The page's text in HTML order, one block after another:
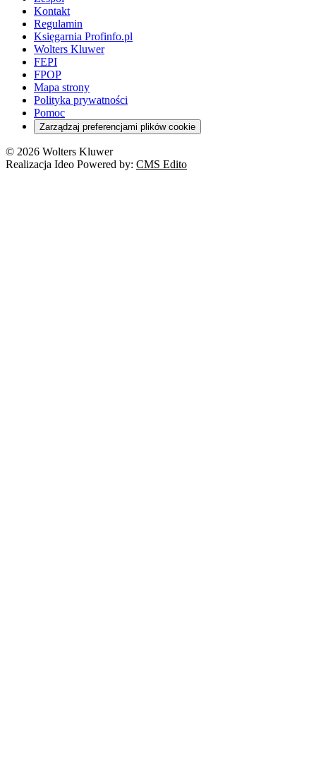
Kontakt
Regulamin
Księgarnia Profinfo.pl
Wolters Kluwer
FEPI
FPOP
Mapa strony
Polityka prywatności
Pomoc
Zarządzaj preferencjami plików cookie
© 2026 Wolters Kluwer
Realizacja Ideo Powered by: CMS Edito